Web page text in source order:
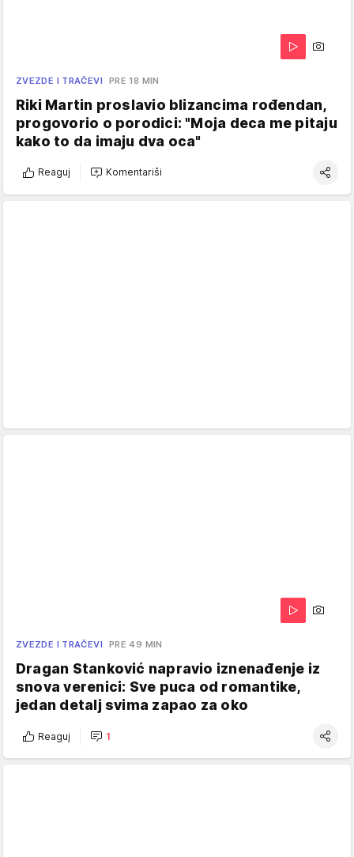
ZVEZDE I TRAČEVI PRE 18 MIN
Riki Martin proslavio blizancima rođendan,
progovorio o porodici: "Moja deca me pitaju
kako to da imaju dva oca"
Reaguj Komentariši
ZVEZDE I TRAČEVI PRE 49 MIN
Dragan Stanković napravio iznenađenje iz
snova verenici: Sve puca od romantike,
jedan detalj svima zapao za oko
Reaguj 1